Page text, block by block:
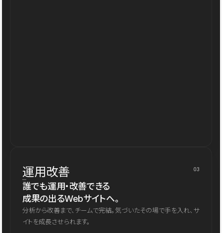
運用改善 03
誰でも運用・改善できる
成果の出るWebサイトへ。
分析から改善まで、チームで完結。気づいたその場で手を入れ、サ
イトを成長させられます。